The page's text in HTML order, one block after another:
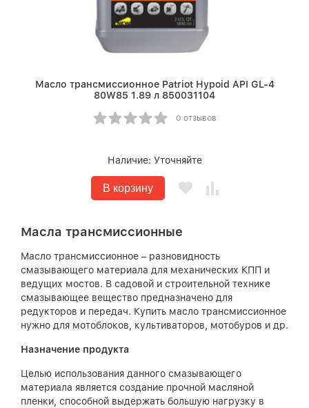
Масло трансмиссионное Patriot Hypoid API GL-4
80W85 1.89 л 850031104
0 отзывов
Наличие: Уточняйте
В корзину
Масла трансмиссионные
Масло трансмиссионное – разновидность
смазывающего материала для механических КПП и
ведущих мостов. В садовой и строительной технике
смазывающее вещество предназначено для
редукторов и передач. Купить масло трансмиссионное
нужно для мотоблоков, культиваторов, мотобуров и др.
Назначение продукта
Целью использования данного смазывающего
материала является создание прочной масляной
пленки, способной выдержать большую нагрузку в